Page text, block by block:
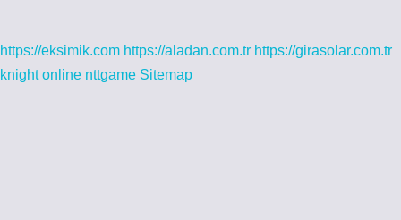
https://eksimik.com https://aladan.com.tr https://girasolar.com.tr
knight online nttgame Sitemap